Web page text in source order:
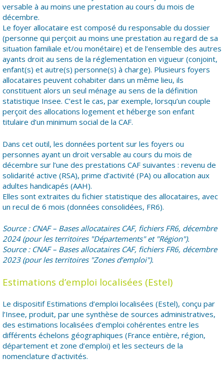
versable à au moins une prestation au cours du mois de
décembre.
Le foyer allocataire est composé du responsable du dossier
(personne qui perçoit au moins une prestation au regard de sa
situation familiale et/ou monétaire) et de l’ensemble des autres
ayants droit au sens de la réglementation en vigueur (conjoint,
enfant(s) et autre(s) personne(s) à charge). Plusieurs foyers
allocataires peuvent cohabiter dans un même lieu, ils
constituent alors un seul ménage au sens de la définition
statistique Insee. C’est le cas, par exemple, lorsqu’un couple
perçoit des allocations logement et héberge son enfant
titulaire d’un minimum social de la CAF.
Dans cet outil, les données portent sur les foyers ou
personnes ayant un droit versable au cours du mois de
décembre sur l’une des prestations CAF suivantes : revenu de
solidarité active (RSA), prime d’activité (PA) ou allocation aux
adultes handicapés (AAH).
Elles sont extraites du fichier statistique des allocataires, avec
un recul de 6 mois (données consolidées, FR6).
Source : CNAF – Bases allocataires CAF, fichiers FR6, décembre
2024 (pour les territoires "Départements" et "Région").
Source : CNAF – Bases allocataires CAF, fichiers FR6, décembre
2023 (pour les territoires "Zones d’emploi").
Estimations d’emploi localisées (Estel)
Le dispositif Estimations d’emploi localisées (Estel), conçu par
l’Insee, produit, par une synthèse de sources administratives,
des estimations localisées d’emploi cohérentes entre les
différents échelons géographiques (France entière, région,
département et zone d’emploi) et les secteurs de la
nomenclature d’activités.